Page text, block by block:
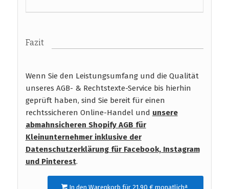
Fazit
Wenn Sie den Leistungsumfang und die Qualität
unseres AGB- & Rechtstexte-Service bis hierhin
geprüft haben, sind Sie bereit für einen
rechtssicheren Online-Handel und unsere
abmahnsicheren Shopify AGB für
Kleinunternehmer inklusive der
Datenschutzerklärung für Facebook, Instagram
und Pinterest.
In den Warenkorb für 21,90 € monatlichª